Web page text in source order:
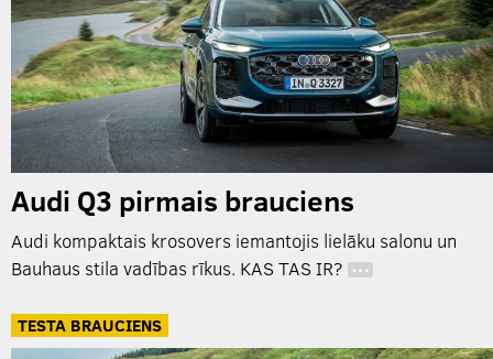
Audi Q3 pirmais brauciens
Audi kompaktais krosovers iemantojis lielāku salonu un
Bauhaus stila vadības rīkus. KAS TAS IR? …
TESTA BRAUCIENS